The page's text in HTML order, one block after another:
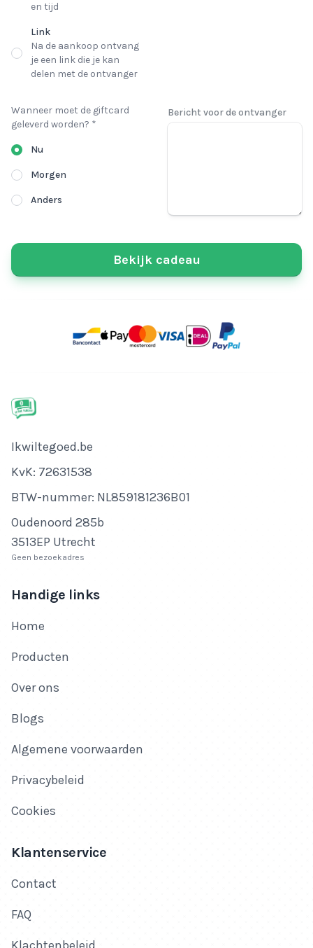
en tijd
Link
Na de aankoop ontvang
je een link die je kan
delen met de ontvanger
Wanneer moet de giftcard
geleverd worden? *
Nu
Morgen
Anders
Bericht voor de ontvanger
Bekijk cadeau
Bedrijfsnaam
Ikwiltegoed.be
KvK-nummer
KvK: 72631538
Btw-nummer
BTW-nummer: NL859181236B01
Adres
Oudenoord 285b
3513EP Utrecht
Geen bezoekadres
Handige links
Home
Producten
Over ons
Blogs
Algemene voorwaarden
Privacybeleid
Cookies
Klantenservice
Contact
FAQ